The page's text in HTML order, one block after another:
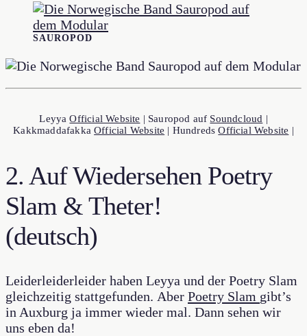
SAUROPOD
LeyyaOfficial Website | Sauropod auf Soundcloud |
KakkmaddafakkaOfficial Website | HundredsOfficial Website |
2. Auf Wiedersehen Poetry
Slam & Theter!
(deutsch)
Leiderleiderleider haben Leyya und der Poetry Slam
gleichzeitig stattgefunden. Aber Poetry Slam gibt’s
in Auxburg ja immer wieder mal. Dann sehen wir
uns eben da!